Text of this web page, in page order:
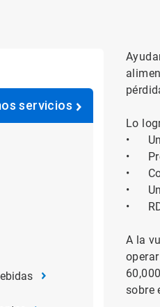
servicios
Lo
•
•
•
•
•
A la
sobre